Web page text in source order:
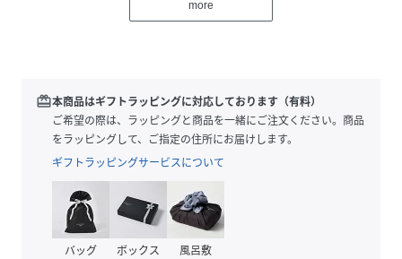
品番
MC2725_A0444PBT002
( A0444PBT002-01-9 MC2725)
more
redeem本商品はギフトラッピングに対応しております（有料）
ご希望の際は、ラッピングと商品を一緒にご注文ください。商品
をラッピングして、ご指定の住所にお届けします。
ギフトラッピングサービスについて
バッグ ボックス 風呂敷